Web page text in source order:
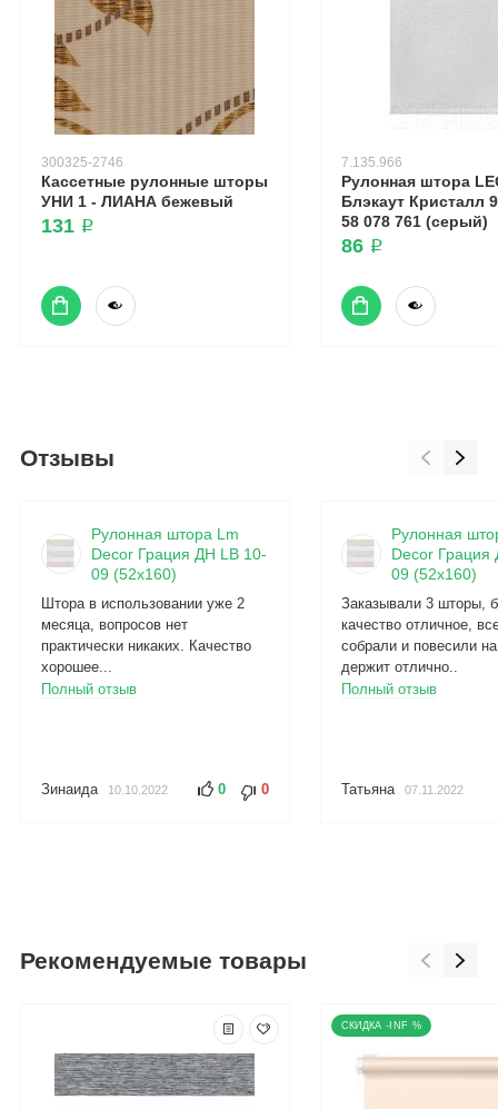
300325-2746
Кассетные рулонные шторы
УНИ 1 - ЛИАНА бежевый
131 ₽
7.135.966
Рулонная штора
Блэкаут Кристалл
58 078 761 (серый)
86 ₽
Отзывы
Рулонная штора Lm
Decor Грация ДН LB 10-
09 (52x160)
Штора в использовании уже 2
месяца, вопросов нет
практически никаких. Качество
хорошее...
Полный отзыв
Зинаида 10.10.2022 0 0
Рулонная
Decor Грация
09 (52x160)
Заказывали 3 шторы,
качество отличное,
собрали и повесили
держит отлично..
Полный отзыв
Татьяна 07.11.2022
Рекомендуемые товары
-INF %